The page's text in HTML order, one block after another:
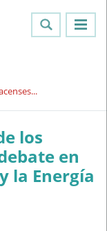
los
en
la Energía